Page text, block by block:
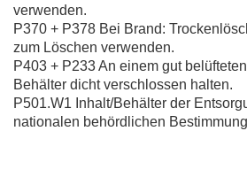
verwenden.
P370 + P378 Bei Brand:
zum Löschen verwenden.
P403 + P233 An einem gut
Behälter dicht verschlossen halten.
P501.W1 Inhalt/Behälter der
nationalen behördlichen